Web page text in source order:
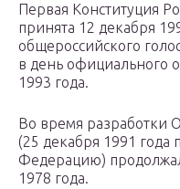
Первая Конституция
принята 12 декабря
общероссийского
в день официального
1993 года.
Во время разработки
(25 декабря 1991
Федерацию)
1978 года.